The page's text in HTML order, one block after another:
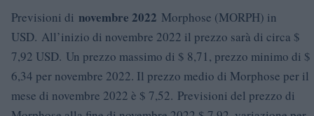
Previsioni di novembre 2022 Morphose (MORPH) in
USD. All’inizio di novembre 2022 il prezzo sarà di circa $
7,92 USD. Un prezzo massimo di $ 8,71, prezzo minimo di $
6,34 per novembre 2022. Il prezzo medio di Morphose per il
mese di novembre 2022 è $ 7,52. Previsioni del prezzo di